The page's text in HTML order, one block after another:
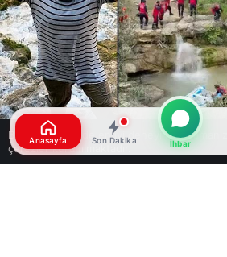
Bu web sitesinde en iyi deneyimi
çerezler kullanılmaktadır.
Anasayfa Son Dakika İhbar